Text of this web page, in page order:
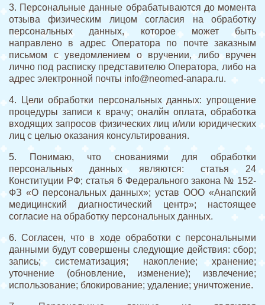
3. Персональные данные обрабатываются до момента
отзыва физическим лицом согласия на обработку
персональных данных, которое может быть
направлено в адрес Оператора по почте заказным
письмом с уведомлением о вручении, либо вручен
лично под расписку представителю Оператора, либо на
адрес электронной почты info@neomed-anapa.ru.
4. Цели обработки персональных данных: упрощение
процедуры записи к врачу; оналйн оплата, обработка
входящих запросов физических лиц и/или юридических
лиц с целью оказания консультирования.
5. Понимаю, что снованиями для обработки
персональных данных являются: статья 24
Конституции РФ; статья 6 Федерального закона № 152-
ФЗ «О персональных данных»; устав ООО «Анапский
медицинский диагностический центр»; настоящее
согласие на обработку персональных данных.
6. Согласен, что в ходе обработки с персональными
данными будут совершены следующие действия: сбор;
запись; систематизация; накопление; хранение;
уточнение (обновление, изменение); извлечение;
использование; блокирование; удаление; уничтожение.